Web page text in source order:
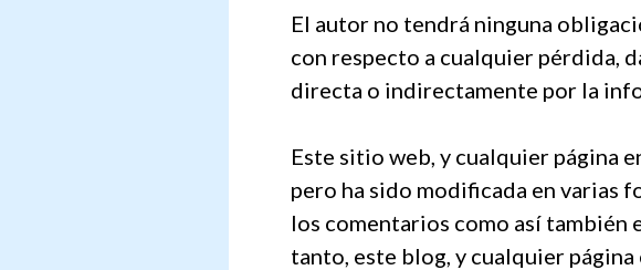
El autor no tendrá ninguna
con respecto a cualquier pérdida,
directa o indirectamente por la
Este sitio web, y cualquier página
pero ha sido modificada en varias
los comentarios como así también
tanto, este blog, y cualquier